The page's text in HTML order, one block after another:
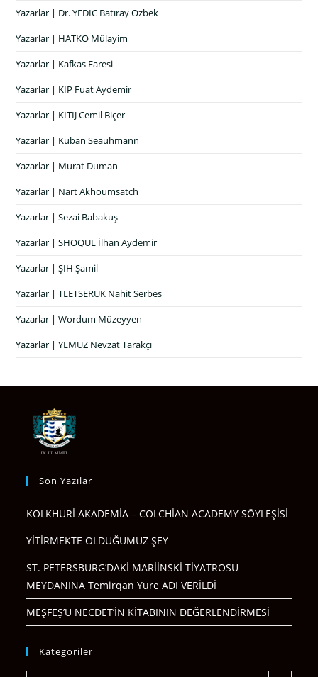
Yazarlar | Dr. YEDİC Batıray Özbek
Yazarlar | HATKO Mülayim
Yazarlar | Kafkas Faresi
Yazarlar | KIP Fuat Aydemir
Yazarlar | KITIJ Cemil Biçer
Yazarlar | Kuban Seauhmann
Yazarlar | Murat Duman
Yazarlar | Nart Akhoumsatch
Yazarlar | Sezai Babakuş
Yazarlar | SHOQUL İlhan Aydemir
Yazarlar | ŞIH Şamil
Yazarlar | TLETSERUK Nahit Serbes
Yazarlar | Wordum Müzeyyen
Yazarlar | YEMUZ Nevzat Tarakçı
Son Yazılar
KOLKHURİ AKADEMİA – COLCHİAN ACADEMY SÖYLEŞİSİ
YİTİRMEKTE OLDUĞUMUZ ŞEY
ST. PETERSBURG’DAKİ MARİİNSKİ TİYATROSU
MEYDANINA Temirqan Yure ADI VERİLDİ
MEŞFEŞ’U NECDET’İN KİTABININ DEĞERLENDİRMESİ
Kategoriler